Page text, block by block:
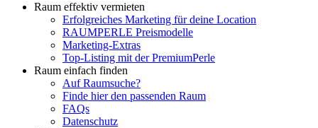
Raum effektiv vermieten
Erfolgreiches Marketing für deine Location
RAUMPERLE Preismodelle
Marketing-Extras
Top-Listing mit der PremiumPerle
Raum einfach finden
Auf Raumsuche?
Finde hier den passenden Raum
FAQs
Datenschutz